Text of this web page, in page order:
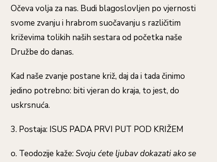
Očeva volja za nas. Budi blagoslovljen po vjernosti
svome zvanju i hrabrom suočavanju s različitim
križevima tolikih naših sestara od početka naše
Družbe do danas.
Kad naše zvanje postane križ, daj da i tada činimo
jedino potrebno: biti vjeran do kraja, to jest, do
uskrsnuća.
3. Postaja: ISUS PADA PRVI PUT POD KRIŽEM
o. Teodozije kaže:Svoju ćete ljubav dokazati ako se